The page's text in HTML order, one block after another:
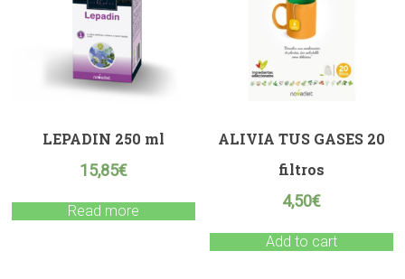
LEPADIN 250 ml
15,85€
Read more
ALIVIA TUS GASES 20
filtros
4,50€
Add to cart